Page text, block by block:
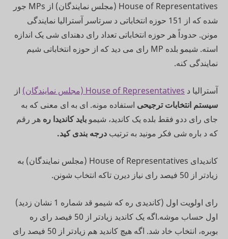
House of Representatives (مجلس نمایندگان) از MPs جور
شده که از 151 حوزه انتخاباتی د سرتاسر آسترالیا نمایندگی
مونن. حدوداً هر حوزه انتخاباتی تعداد رای دهندای شی یک اندازه
استه. شیمو بلده MP رای می دید که از حوزه انتخاباتی شیم
نمایندگی کنه.
آسترالیا د House of Representatives (مجلس نمایندگان)
از
سیستم انتخابات ترجیحی استفاده مونه. ای به ای معنی که به
جای رای ددو فقط بلده یک کاندید، شیمو باید کاندیدا ره هر رقم
که د باره شی فکر مونید به ترتیب درجه بندی کید.
کاندیدای House of Representatives (مجلس نمایندگان) به
زیادتر از 50 فیصد رای نیاز دیرن تاکه انتخاب شونن.
رای اولویت اول (کاندیدی ره که شیمو قد شماره 1 نشان زدید)
اول حساب موشه.اگه یک کاندید زیادتر از 50 فیصد رای ره
بوبره، انتخاب خاد شد. اگه هیچ کاندید هم زیادتر از 50 فیصد رای